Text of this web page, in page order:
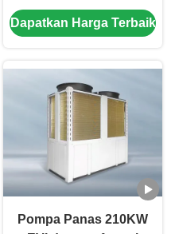
DC Inverter Panas
Pompa 50Hz Air
Dapatkan Harga Terbaik
Pompa Panas 210KW